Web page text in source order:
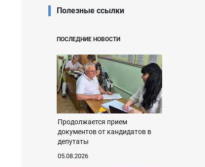
Полезные ссылки
ПОСЛЕДНИЕ НОВОСТИ
Продолжается прием
документов от кандидатов в
депутаты
05.08.2026